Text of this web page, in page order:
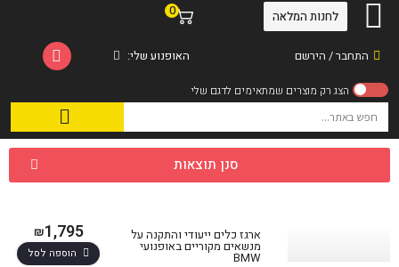
התחבר / הירשם
0
האופנוע שלי:
לחנות המלאה
סנן תוצאות
ארגז כלים ייעודי והתקנה על
מנשאים מקוריים באופנועי
BMW
₪1,795
הוספה לסל